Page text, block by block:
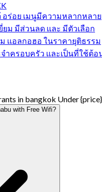
ร่อย เมนูมีความหลากหลาย
ม มีส่วนลด และ มีตัวเลือก
แอลกอฮอ ในราคายุติธรรม
ำครอบครัว และเป็นที่ใช้ต้อ
in bangkok Under {price}
with Free Wifi?